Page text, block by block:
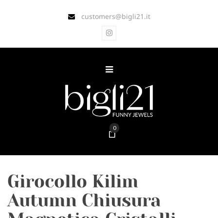
customers@bigli21.it
0
Girocollo Kilim
Autumn Chiusura